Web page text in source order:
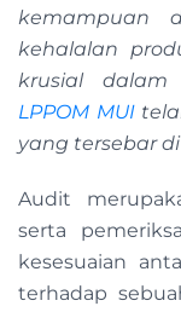
kemampuan
kehalalan
krusial
LPPOM MUI
yang tersebar
Audit
serta
kesesuaian
terhadap